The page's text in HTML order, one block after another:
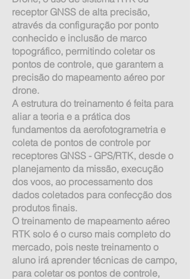
receptor GNSS de alta precisão,
através da configuração por ponto
conhecido e inclusão de marco
topográfico, permitindo coletar os
pontos de controle, que garantem a
precisão do mapeamento aéreo por
drone.
A estrutura do treinamento é feita para
aliar a teoria e a prática dos
fundamentos da aerofotogrametria e
coleta de pontos de controle por
receptores GNSS - GPS/RTK, desde o
planejamento da missão, execução
dos voos, ao processamento dos
dados coletados para confecção dos
produtos finais.
O treinamento de mapeamento aéreo
RTK solo é o curso mais completo do
mercado, pois neste treinamento o
aluno irá aprender técnicas de campo,
para coletar os pontos de controle,